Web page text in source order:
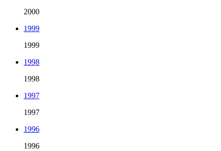
2000
1999
1999
1998
1998
1997
1997
1996
1996